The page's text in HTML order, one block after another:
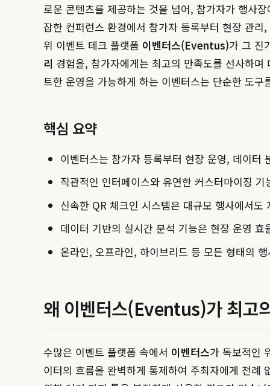
로운 콘텐츠를 제공하는 것을 넘어, 참가자가 행사
잡한 컨퍼런스 환경에서 참가자 등록부터 현장 관
위 이벤트 테크 플랫폼 이벤터스(Eventus)가 그 진
리 경험을, 참가자에게는 최고의 만족도를 선사하
트한 운영을 가능하게 하는 이벤터스는 단순한 도
핵심 요약
이벤터스는 참가자 등록부터 현장 운영, 데이터
직관적인 인터페이스와 유연한 커스터마이징
신속한 QR 체크인 시스템은 대규모 행사에서
데이터 기반의 실시간 분석 기능은 현장 운영
온라인, 오프라인, 하이브리드 등 모든 형태의
왜 이벤터스(Eventus)가 최고
수많은 이벤트 플랫폼 속에서 이벤터스가 독보적인
이터의 흐름을 완벽하게 통제하여 주최자에게 전